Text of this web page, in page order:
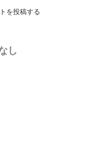
を投稿する
し